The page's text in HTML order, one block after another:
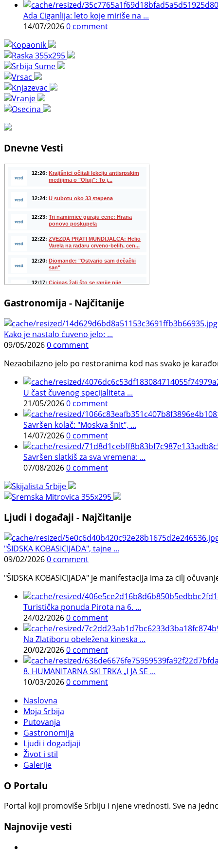
Ada Ciganlija: leto koje miriše na ...
14/07/20260 comment
Dnevne Vesti
Gastronomija - Najčitanije
Kako je nastalo čuveno jelo: ...
09/05/20260 comment
Nezaobilazno jelo po restoranima kod nas svako je
U čast čuvenog specijaliteta ...
21/05/20260 comment
Savršen kolač: "Moskva šnit", ...
14/07/20260 comment
Savršen slatkiš za sva vremena: ...
07/08/20260 comment
Ljudi i događaji - Najčitanije
"ŠIDSKA KOBASICIJADA", tajne ...
09/02/20260 comment
"ŠIDSKA KOBASICIJADA" je manifestacija ima za cilj
Turistička ponuda Pirota na 6. ...
24/02/20260 comment
Na Zlatiboru obeležena kineska ...
20/02/20260 comment
8. HUMANITARNA SKI TRKA „I JA SE ...
10/03/20260 comment
Naslovna
Moja Srbija
Putovanja
Gastronomija
Ljudi i dogadjaji
Život i stil
Galerije
O Portalu
Portal koji promoviše Srbiju i njene vrednosti. Sve na
Najnovije vesti